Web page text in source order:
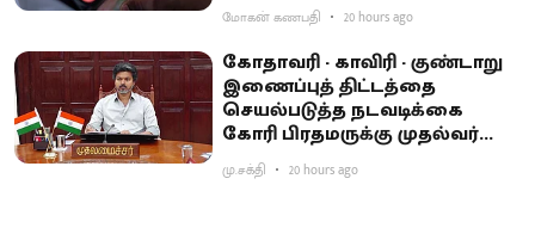
மோகன் கணபதி 20 hours ago
கோதாவரி - காவிரி - குண்டாறு
இணைப்புத் திட்டத்தை
செயல்படுத்த நடவடிக்கை
கோரி பிரதமருக்கு முதல்வர்
விஜய் கடிதம்
மு.சக்தி 20 hours ago